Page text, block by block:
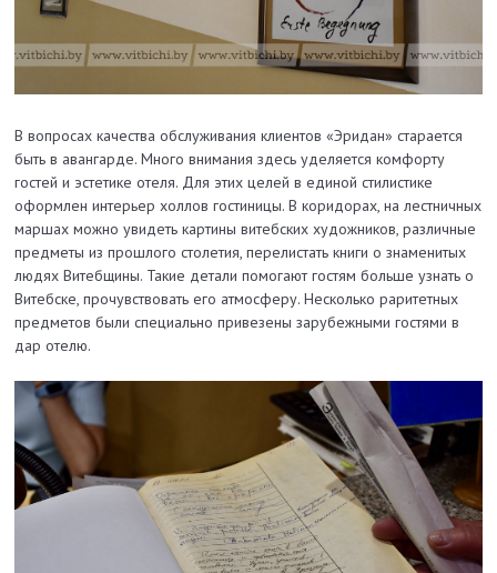
В вопросах качества обслуживания клиентов «Эридан» старается
быть в авангарде. Много внимания здесь уделяется комфорту
гостей и эстетике отеля. Для этих целей в единой стилистике
оформлен интерьер холлов гостиницы. В коридорах, на лестничных
маршах можно увидеть картины витебских художников, различные
предметы из прошлого столетия, перелистать книги о знаменитых
людях Витебщины. Такие детали помогают гостям больше узнать о
Витебске, прочувствовать его атмосферу. Несколько раритетных
предметов были специально привезены зарубежными гостями в
дар отелю.